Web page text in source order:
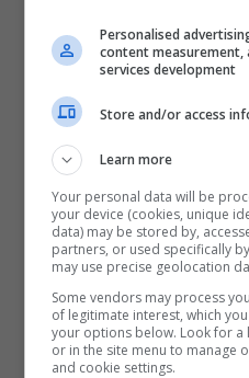
Personalised
content measurement,
services development
Store and/or access
Learn more
Your personal data will be
your device (cookies, unique
data) may be stored by,
partners, or used specifically
may use precise geolocation
Some vendors may process
of legitimate interest, which
your options below. Look for
or in the site menu to manage
and cookie settings.